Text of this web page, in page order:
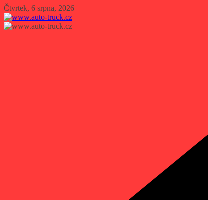
Přeskočit
na
obsah
Čtvrtek, 6 srpna, 2026